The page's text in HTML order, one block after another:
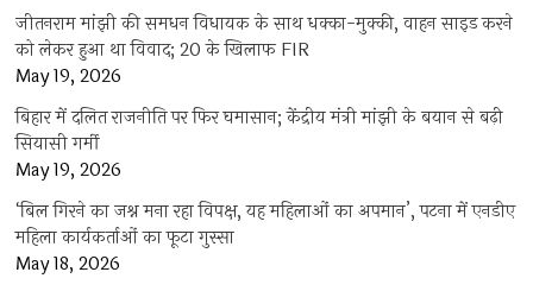
जीतनराम मांझी की समधन विधायक के साथ धक्का-मुक्की, वाहन साइड करने
को लेकर हुआ था विवाद; 20 के खिलाफ FIR
May 19, 2026
बिहार में दलित राजनीति पर फिर घमासान; केंद्रीय मंत्री मांझी के बयान से बढ़ी
सियासी गर्मी
May 19, 2026
‘बिल गिरने का जश्न मना रहा विपक्ष, यह महिलाओं का अपमान’, पटना में एनडीए
महिला कार्यकर्ताओं का फूटा गुस्सा
May 18, 2026